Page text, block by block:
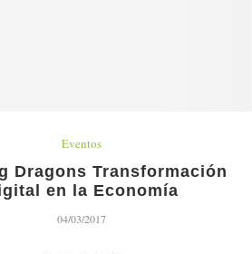
Eventos
Dragons Transformación
en la Economía
04/03/2017